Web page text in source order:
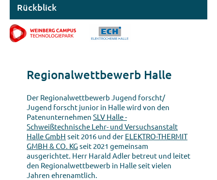
Rückblick
Regionalwettbewerb Halle
Der Regionalwettbewerb Jugend forscht/
Jugend forscht junior in Halle wird von den
Patenunternehmen SLV Halle -
Schweißtechnische Lehr- und Versuchsanstalt
Halle GmbH seit 2016 und der ELEKTRO-THERMIT
GMBH & CO. KGseit 2021 gemeinsam
ausgerichtet. Herr Harald Adler betreut und leitet
den Regionalwettbewerb in Halle seit vielen
Jahren ehrenamtlich.